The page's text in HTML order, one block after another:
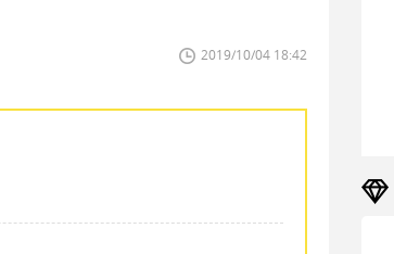
2019/10/04 18:42